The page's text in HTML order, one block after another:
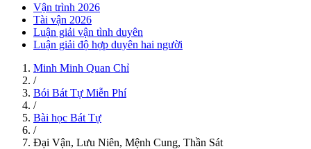
Vận trình 2026
Tài vận 2026
Luận giải vận tình duyên
Luận giải độ hợp duyên hai người
Minh Minh Quan Chỉ
/
Bói Bát Tự Miễn Phí
/
Bài học Bát Tự
/
Đại Vận, Lưu Niên, Mệnh Cung, Thần Sát